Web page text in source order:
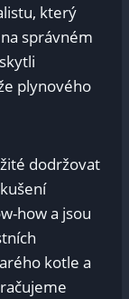
který
správném
plynového
dodržovat
how a jsou
kotle a